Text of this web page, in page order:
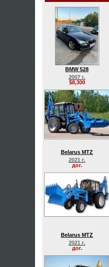
BMW 528
2007 г.
$8,300
Belarus MTZ
2021 г.
дог.
Belarus MTZ
2021 г.
дог.